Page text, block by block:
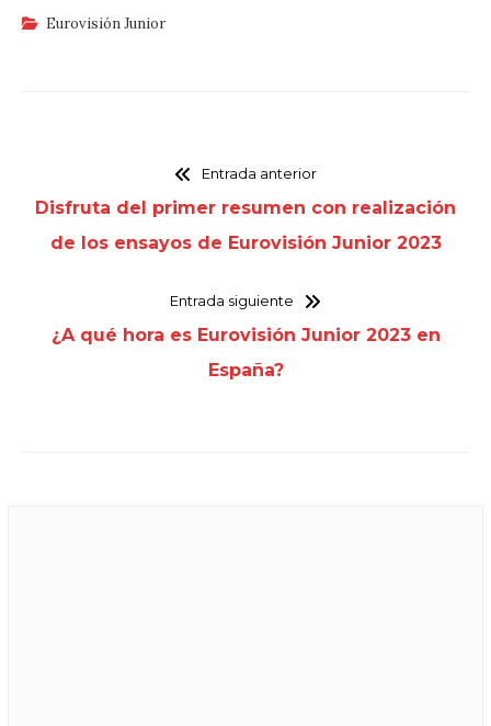
Eurovisión Junior
Entrada anterior
Disfruta del primer resumen con realización
de los ensayos de Eurovisión Junior 2023
Entrada siguiente
¿A qué hora es Eurovisión Junior 2023 en
España?